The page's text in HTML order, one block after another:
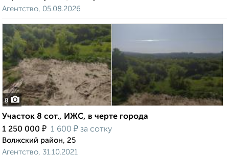
Агентство, 05.08.2026
8
Участок 8 сот., ИЖС, в черте города
1 250 000 ₽ 1 600 ₽ за сотку
Волжский район, 25
Агентство, 31.10.2021